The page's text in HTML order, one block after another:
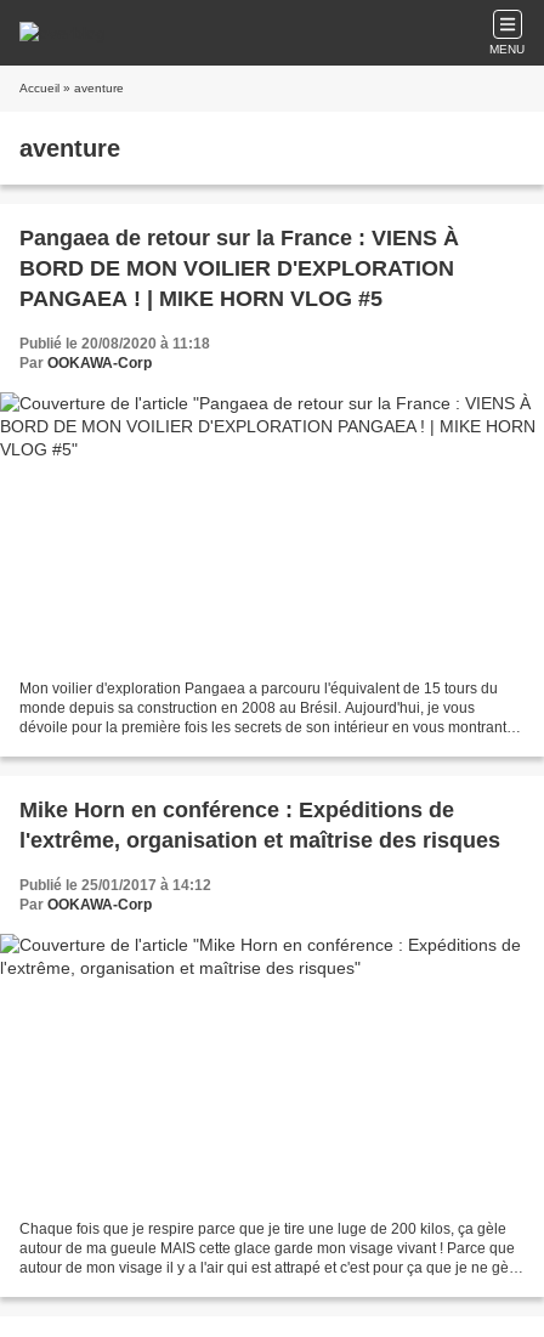
MENU
Accueil » aventure
aventure
Pangaea de retour sur la France : VIENS À
BORD DE MON VOILIER D'EXPLORATION
PANGAEA ! | MIKE HORN VLOG #5
Publié le 20/08/2020 à 11:18
Par OOKAWA-Corp
Mon voilier d'exploration Pangaea a parcouru l'équivalent de 15 tours du
monde depuis sa construction en 2008 au Brésil. Aujourd'hui, je vous
dévoile pour la première fois les secrets de son intérieur en vous montrant
Mike Horn en conférence : Expéditions de
l'extrême, organisation et maîtrise des risques
Publié le 25/01/2017 à 14:12
Par OOKAWA-Corp
Chaque fois que je respire parce que je tire une luge de 200 kilos, ça gèle
autour de ma gueule MAIS cette glace garde mon visage vivant ! Parce que
autour de mon visage il y a l'air qui est attrapé et c'est pour ça que je ne gèle